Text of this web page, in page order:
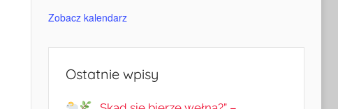
Zobacz kalendarz
Ostatnie wpisy